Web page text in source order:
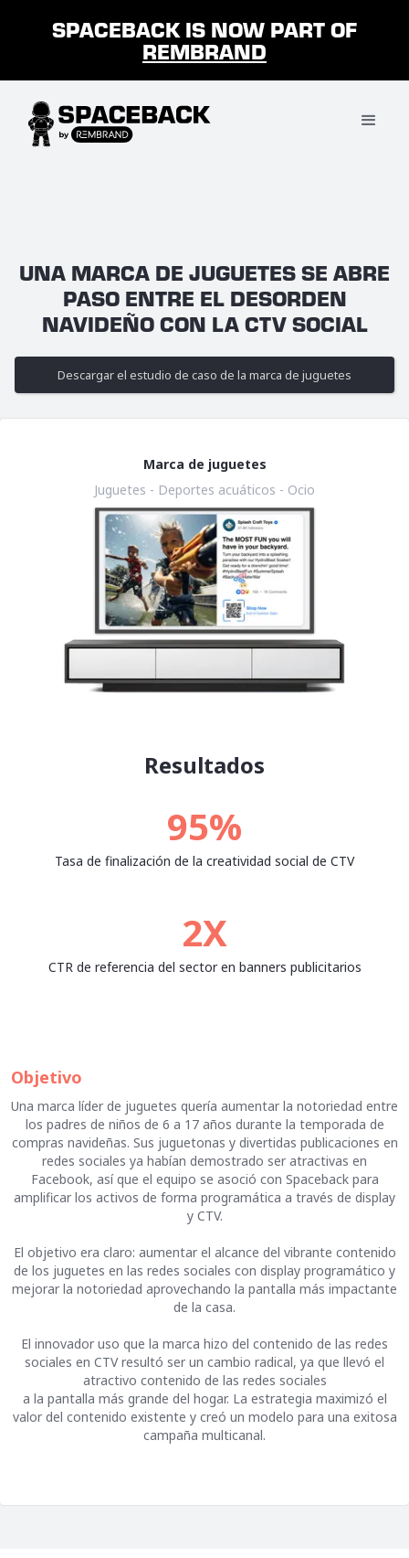
SPACEBACK IS NOW PART OF
REMBRAND
UNA MARCA DE JUGUETES SE ABRE
PASO ENTRE EL DESORDEN
NAVIDEÑO CON LA CTV SOCIAL
Descargar el estudio de caso de la marca de juguetes
Marca de juguetes
Juguetes - Deportes acuáticos - Ocio
Resultados
95%
Tasa de finalización de la creatividad social de CTV
2X
CTR de referencia del sector en banners publicitarios
Objetivo
Una marca líder de juguetes quería aumentar la notoriedad entre
los padres de niños de 6 a 17 años durante la temporada de
compras navideñas. Sus juguetonas y divertidas publicaciones en
redes sociales ya habían demostrado ser atractivas en
Facebook, así que el equipo se asoció con Spaceback para
amplificar los activos de forma programática a través de display
y CTV.
El objetivo era claro: aumentar el alcance del vibrante contenido
de los juguetes en las redes sociales con display programático y
mejorar la notoriedad aprovechando la pantalla más impactante
de la casa.
El innovador uso que la marca hizo del contenido de las redes
sociales en CTV resultó ser un cambio radical, ya que llevó el
atractivo contenido de las redes sociales
a la pantalla más grande del hogar. La estrategia maximizó el
valor del contenido existente y creó un modelo para una exitosa
campaña multicanal.